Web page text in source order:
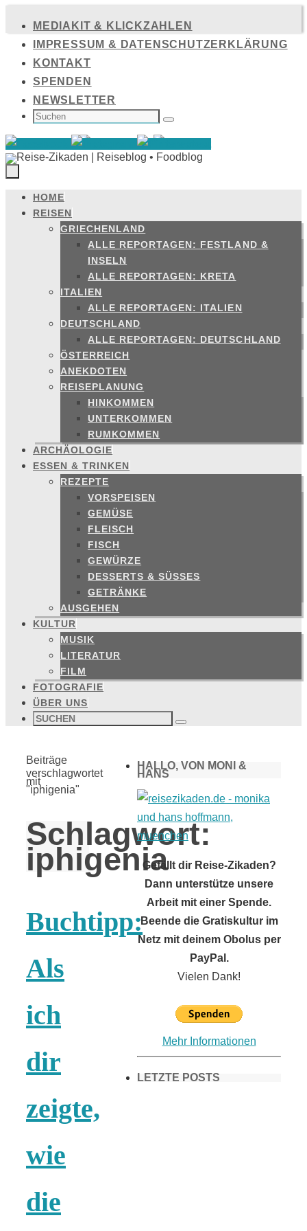
Inhalt
springen
MEDIAKIT & KLICKZAHLEN
IMPRESSUM & DATENSCHUTZERKLÄRUNG
KONTAKT
SPENDEN
NEWSLETTER
SUCHEN
NACH: Suchen
Zum
Inhalt
springen
HOME
REISEN
GRIECHENLAND
ALLE REPORTAGEN: FESTLAND &
INSELN
ALLE REPORTAGEN: KRETA
ITALIEN
ALLE REPORTAGEN: ITALIEN
DEUTSCHLAND
ALLE REPORTAGEN: DEUTSCHLAND
ÖSTERREICH
ANEKDOTEN
REISEPLANUNG
HINKOMMEN
UNTERKOMMEN
RUMKOMMEN
ARCHÄOLOGIE
ESSEN & TRINKEN
REZEPTE
VORSPEISEN
GEMÜSE
FLEISCH
FISCH
GEWÜRZE
DESSERTS & SÜSSES
GETRÄNKE
AUSGEHEN
KULTUR
MUSIK
LITERATUR
FILM
FOTOGRAFIE
ÜBER UNS
Suchen
nach: Suchen
Start
Beiträge
verschlagwortet
mit
"iphigenia"
Schlagwort:
iphigenia
Buchtipp:
Als
ich
dir
zeigte,
wie
die
HALLO, VON MONI &
HANS
Gefällt dir Reise-Zikaden?
Dann unterstütze unsere
Arbeit mit einer Spende.
Beende die Gratiskultur im
Netz mit deinem Obolus per
PayPal.
Vielen Dank!
Mehr Informationen
LETZTE POSTS